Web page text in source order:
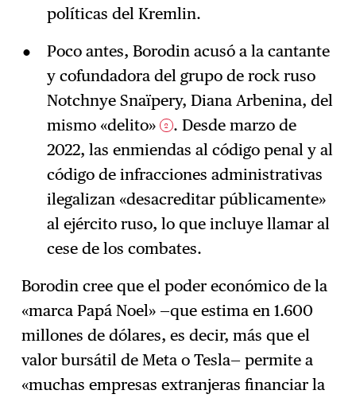
políticas del Kremlin.
Poco antes, Borodin acusó a la cantante
y cofundadora del grupo de rock ruso
Notchnye Snaïpery, Diana Arbenina, del
mismo «delito»
2 . Desde marzo de
2022, las enmiendas al código penal y al
código de infracciones administrativas
ilegalizan «desacreditar públicamente»
al ejército ruso, lo que incluye llamar al
cese de los combates.
Borodin cree que el poder económico de la
«marca Papá Noel» —que estima en 1.600
millones de dólares, es decir, más que el
valor bursátil de Meta o Tesla— permite a
«muchas empresas extranjeras financiar la